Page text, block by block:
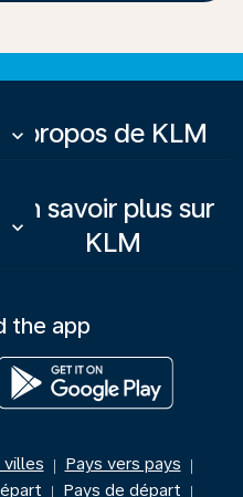
À propos de KLM
keyboard_arrow_down
En savoir plus sur
KLM
keyboard_arrow_down
the app
villes | Pays vers pays |
| Pays de départ |